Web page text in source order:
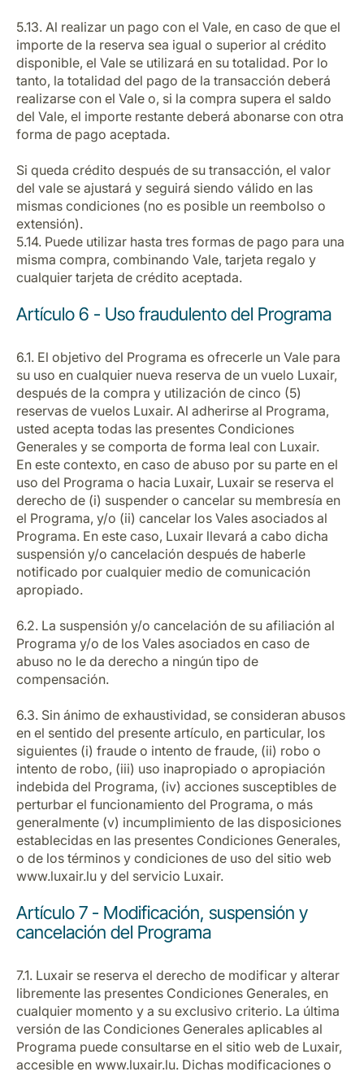
5.13. Al realizar un pago con el Vale, en caso de que el
importe de la reserva sea igual o superior al crédito
disponible, el Vale se utilizará en su totalidad. Por lo
tanto, la totalidad del pago de la transacción deberá
realizarse con el Vale o, si la compra supera el saldo
del Vale, el importe restante deberá abonarse con otra
forma de pago aceptada.
Si queda crédito después de su transacción, el valor
del vale se ajustará y seguirá siendo válido en las
mismas condiciones (no es posible un reembolso o
extensión).
5.14. Puede utilizar hasta tres formas de pago para una
misma compra, combinando Vale, tarjeta regalo y
cualquier tarjeta de crédito aceptada.
Artículo 6 - Uso fraudulento del Programa
6.1. El objetivo del Programa es ofrecerle un Vale para
su uso en cualquier nueva reserva de un vuelo Luxair,
después de la compra y utilización de cinco (5)
reservas de vuelos Luxair. Al adherirse al Programa,
usted acepta todas las presentes Condiciones
Generales y se comporta de forma leal con Luxair.
En este contexto, en caso de abuso por su parte en el
uso del Programa o hacia Luxair, Luxair se reserva el
derecho de (i) suspender o cancelar su membresía en
el Programa, y/o (ii) cancelar los Vales asociados al
Programa. En este caso, Luxair llevará a cabo dicha
suspensión y/o cancelación después de haberle
notificado por cualquier medio de comunicación
apropiado.
6.2. La suspensión y/o cancelación de su afiliación al
Programa y/o de los Vales asociados en caso de
abuso no le da derecho a ningún tipo de
compensación.
6.3. Sin ánimo de exhaustividad, se consideran abusos
en el sentido del presente artículo, en particular, los
siguientes (i) fraude o intento de fraude, (ii) robo o
intento de robo, (iii) uso inapropiado o apropiación
indebida del Programa, (iv) acciones susceptibles de
perturbar el funcionamiento del Programa, o más
generalmente (v) incumplimiento de las disposiciones
establecidas en las presentes Condiciones Generales,
o de los términos y condiciones de uso del sitio web
www.luxair.lu y del servicio Luxair.
Artículo 7 - Modificación, suspensión y
cancelación del Programa
7.1. Luxair se reserva el derecho de modificar y alterar
libremente las presentes Condiciones Generales, en
cualquier momento y a su exclusivo criterio. La última
versión de las Condiciones Generales aplicables al
Programa puede consultarse en el sitio web de Luxair,
accesible en www.luxair.lu. Dichas modificaciones o